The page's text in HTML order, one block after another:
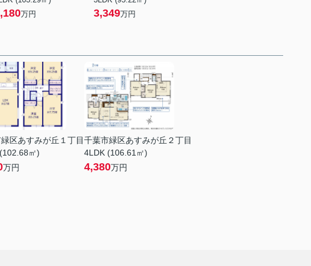
万円 3,349万円
区あすみが丘１丁目
㎡)
万円
千葉市緑区あすみが丘２丁目
4LDK (106.61㎡)
4,380万円